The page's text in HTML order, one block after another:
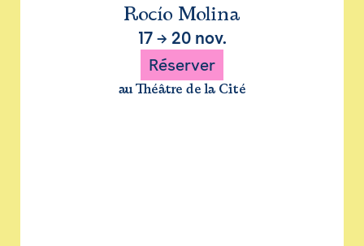
Rocío Molina
17→ 20 nov.
Réserver
au Théâtre de la Cité